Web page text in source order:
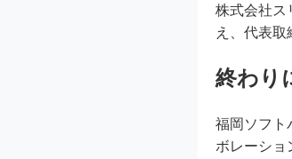
株式会社ス
え、代表
終わり
福岡ソフト
ボレーショ